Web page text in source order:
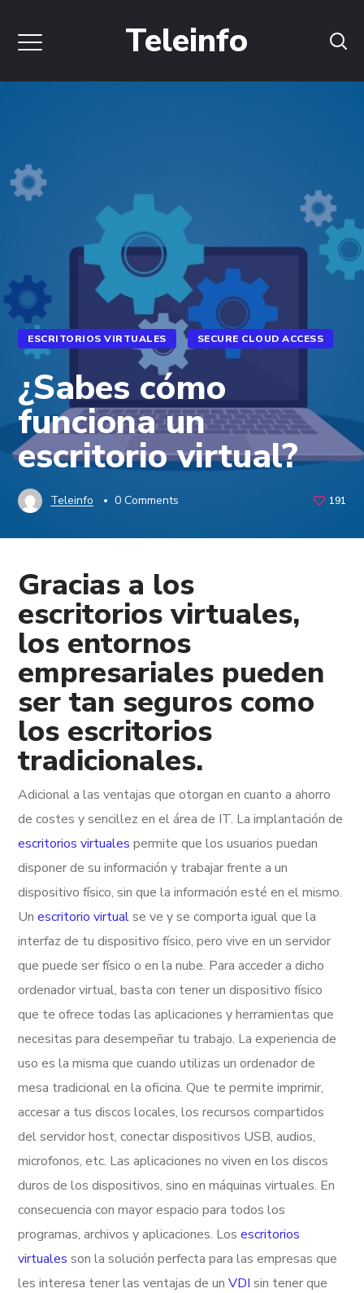
Teleinfo
ESCRITORIOS VIRTUALES SECURE CLOUD ACCESS
¿Sabes cómo
funciona un
escritorio virtual?
Teleinfo 0 Comments 191
Gracias a los
escritorios virtuales,
los entornos
empresariales pueden
ser tan seguros como
los escritorios
tradicionales.
Adicional a las ventajas que otorgan en cuanto a ahorro
de costes y sencillez en el área de IT. La implantación de
escritorios virtuales permite que los usuarios puedan
disponer de su información y trabajar frente a un
dispositivo físico, sin que la información esté en el mismo.
Unescritorio virtualse ve y se comporta igual que la
interfaz de tu dispositivo físico, pero vive en un servidor
que puede ser físico o en la nube. Para acceder a dicho
ordenador virtual, basta con tener un dispositivo físico
que te ofrece todas las aplicaciones y herramientas que
necesitas para desempeñar tu trabajo. La experiencia de
uso es la misma que cuando utilizas un ordenador de
mesa tradicional en la oficina. Que te permite imprimir,
accesar a tus discos locales, los recursos compartidos
del servidor host, conectar dispositivos USB, audios,
microfonos, etc. Las aplicaciones no viven en los discos
duros de los dispositivos, sino en máquinas virtuales. En
consecuencia con mayor espacio para todos los
programas, archivos y aplicaciones. Losescritorios
virtuales son la solución perfecta para las empresas que
les interesa tener las ventajas de unVDI sin tener que